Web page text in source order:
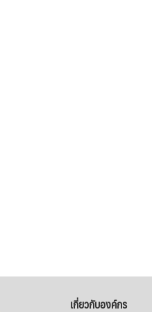
เกี่ยวกับองค์กร